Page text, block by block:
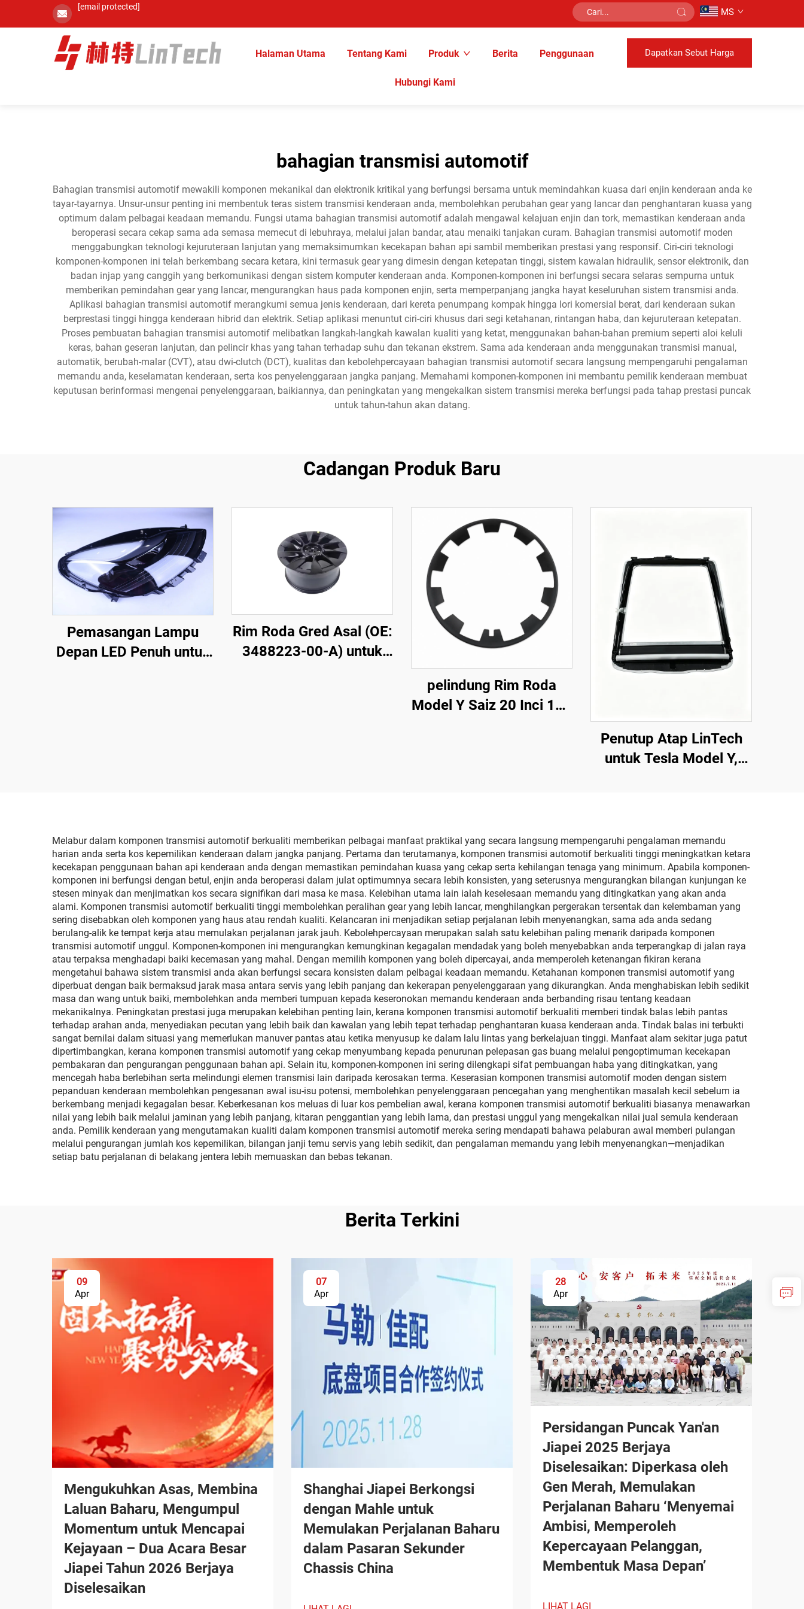
[email protected] MS
Halaman Utama Tentang Kami Produk Berita Penggunaan
Hubungi Kami
Dapatkan Sebut Harga
bahagian transmisi automotif
Bahagian transmisi automotif mewakili komponen mekanikal dan elektronik kritikal yang berfungsi bersama untuk memindahkan kuasa dari enjin kenderaan anda ke
tayar-tayarnya. Unsur-unsur penting ini membentuk teras sistem transmisi kenderaan anda, membolehkan perubahan gear yang lancar dan penghantaran kuasa yang
optimum dalam pelbagai keadaan memandu. Fungsi utama bahagian transmisi automotif adalah mengawal kelajuan enjin dan tork, memastikan kenderaan anda
beroperasi secara cekap sama ada semasa memecut di lebuhraya, melalui jalan bandar, atau menaiki tanjakan curam. Bahagian transmisi automotif moden
menggabungkan teknologi kejuruteraan lanjutan yang memaksimumkan kecekapan bahan api sambil memberikan prestasi yang responsif. Ciri-ciri teknologi
komponen-komponen ini telah berkembang secara ketara, kini termasuk gear yang dimesin dengan ketepatan tinggi, sistem kawalan hidraulik, sensor elektronik, dan
badan injap yang canggih yang berkomunikasi dengan sistem komputer kenderaan anda. Komponen-komponen ini berfungsi secara selaras sempurna untuk
memberikan pemindahan gear yang lancar, mengurangkan haus pada komponen enjin, serta memperpanjang jangka hayat keseluruhan sistem transmisi anda.
Aplikasi bahagian transmisi automotif merangkumi semua jenis kenderaan, dari kereta penumpang kompak hingga lori komersial berat, dari kenderaan sukan
berprestasi tinggi hingga kenderaan hibrid dan elektrik. Setiap aplikasi menuntut ciri-ciri khusus dari segi ketahanan, rintangan haba, dan kejuruteraan ketepatan.
Proses pembuatan bahagian transmisi automotif melibatkan langkah-langkah kawalan kualiti yang ketat, menggunakan bahan-bahan premium seperti aloi keluli
keras, bahan geseran lanjutan, dan pelincir khas yang tahan terhadap suhu dan tekanan ekstrem. Sama ada kenderaan anda menggunakan transmisi manual,
automatik, berubah-malar (CVT), atau dwi-clutch (DCT), kualitas dan kebolehpercayaan bahagian transmisi automotif secara langsung mempengaruhi pengalaman
memandu anda, keselamatan kenderaan, serta kos penyelenggaraan jangka panjang. Memahami komponen-komponen ini membantu pemilik kenderaan membuat
keputusan berinformasi mengenai penyelenggaraan, baikiannya, dan peningkatan yang mengekalkan sistem transmisi mereka berfungsi pada tahap prestasi puncak
untuk tahun-tahun akan datang.
Cadangan Produk Baru
Pemasangan Lampu
Depan LED Penuh untuk
Rim Roda Gred Asal (OE:
3488223-00-A) untuk
pelindung Rim Roda
Model Y Saiz 20 Inci 19–
Penutup Atap LinTech
untuk Tesla Model Y,
Melabur dalam komponen transmisi automotif berkualiti memberikan pelbagai manfaat praktikal yang secara langsung mempengaruhi pengalaman memandu
harian anda serta kos kepemilikan kenderaan dalam jangka panjang. Pertama dan terutamanya, komponen transmisi automotif berkualiti tinggi meningkatkan ketara
kecekapan penggunaan bahan api kenderaan anda dengan memastikan pemindahan kuasa yang cekap serta kehilangan tenaga yang minimum. Apabila komponen-
komponen ini berfungsi dengan betul, enjin anda beroperasi dalam julat optimumnya secara lebih konsisten, yang seterusnya mengurangkan bilangan kunjungan ke
stesen minyak dan menjimatkan kos secara signifikan dari masa ke masa. Kelebihan utama lain ialah keselesaan memandu yang ditingkatkan yang akan anda
alami. Komponen transmisi automotif berkualiti tinggi membolehkan peralihan gear yang lebih lancar, menghilangkan pergerakan tersentak dan kelembaman yang
sering disebabkan oleh komponen yang haus atau rendah kualiti. Kelancaran ini menjadikan setiap perjalanan lebih menyenangkan, sama ada anda sedang
berulang-alik ke tempat kerja atau memulakan perjalanan jarak jauh. Kebolehpercayaan merupakan salah satu kelebihan paling menarik daripada komponen
transmisi automotif unggul. Komponen-komponen ini mengurangkan kemungkinan kegagalan mendadak yang boleh menyebabkan anda terperangkap di jalan raya
atau terpaksa menghadapi baiki kecemasan yang mahal. Dengan memilih komponen yang boleh dipercayai, anda memperoleh ketenangan fikiran kerana
mengetahui bahawa sistem transmisi anda akan berfungsi secara konsisten dalam pelbagai keadaan memandu. Ketahanan komponen transmisi automotif yang
diperbuat dengan baik bermaksud jarak masa antara servis yang lebih panjang dan kekerapan penyelenggaraan yang dikurangkan. Anda menghabiskan lebih sedikit
masa dan wang untuk baiki, membolehkan anda memberi tumpuan kepada keseronokan memandu kenderaan anda berbanding risau tentang keadaan
mekanikalnya. Peningkatan prestasi juga merupakan kelebihan penting lain, kerana komponen transmisi automotif berkualiti memberi tindak balas lebih pantas
terhadap arahan anda, menyediakan pecutan yang lebih baik dan kawalan yang lebih tepat terhadap penghantaran kuasa kenderaan anda. Tindak balas ini terbukti
sangat bernilai dalam situasi yang memerlukan manuver pantas atau ketika menyusup ke dalam lalu lintas yang berkelajuan tinggi. Manfaat alam sekitar juga patut
dipertimbangkan, kerana komponen transmisi automotif yang cekap menyumbang kepada penurunan pelepasan gas buang melalui pengoptimuman kecekapan
pembakaran dan pengurangan penggunaan bahan api. Selain itu, komponen-komponen ini sering dilengkapi sifat pembuangan haba yang ditingkatkan, yang
mencegah haba berlebihan serta melindungi elemen transmisi lain daripada kerosakan terma. Keserasian komponen transmisi automotif moden dengan sistem
pepanduan kenderaan membolehkan pengesanan awal isu-isu potensi, membolehkan penyelenggaraan pencegahan yang menghentikan masalah kecil sebelum ia
berkembang menjadi kegagalan besar. Keberkesanan kos meluas di luar kos pembelian awal, kerana komponen transmisi automotif berkualiti biasanya menawarkan
nilai yang lebih baik melalui jaminan yang lebih panjang, kitaran penggantian yang lebih lama, dan prestasi unggul yang mengekalkan nilai jual semula kenderaan
anda. Pemilik kenderaan yang mengutamakan kualiti dalam komponen transmisi automotif mereka sering mendapati bahawa pelaburan awal memberi pulangan
melalui pengurangan jumlah kos kepemilikan, bilangan janji temu servis yang lebih sedikit, dan pengalaman memandu yang lebih menyenangkan—menjadikan
setiap batu perjalanan di belakang jentera lebih memuaskan dan bebas tekanan.
Berita Terkini
09
Apr
Mengukuhkan Asas, Membina
Laluan Baharu, Mengumpul
Momentum untuk Mencapai
Kejayaan – Dua Acara Besar
Jiapei Tahun 2026 Berjaya
Diselesaikan
07
Apr
Shanghai Jiapei Berkongsi
dengan Mahle untuk
Memulakan Perjalanan Baharu
dalam Pasaran Sekunder
Chassis China
28
Apr
Persidangan Puncak Yan'an
Jiapei 2025 Berjaya
Diselesaikan: Diperkasa oleh
Gen Merah, Memulakan
Perjalanan Baharu ‘Menyemai
Ambisi, Memperoleh
Kepercayaan Pelanggan,
Membentuk Masa Depan’
LIHAT LAGI